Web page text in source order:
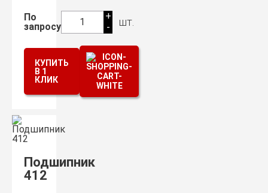
По
запросу
1
+
-
шт.
КУПИТЬ
В 1
КЛИК
Подшипник
412